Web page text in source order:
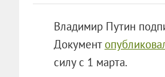
Владимир Путин
Документ
силу с 1 марта.